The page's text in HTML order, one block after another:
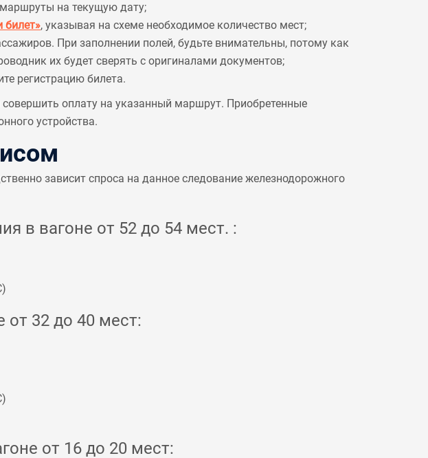
маршруты на текущую дату;
билет», указывая на схеме необходимое количество мест;
При заполнении полей, будьте внимательны, потому как
их будет сверять с оригиналами документов;
регистрацию билета.
оплату на указанный маршрут. Приобретенные
устройства.
зависит спроса на данное следование железнодорожного
в вагоне от 52 до 54 мест. :
)
от 32 до 40 мест:
)
от 16 до 20 мест: